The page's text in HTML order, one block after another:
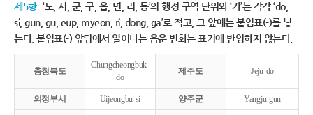
제5항 ‘도, 시, 군, 구, 읍, 면, 리, 동’의 행정 구역 단위와 ‘가’는 각각 ‘do,
si, gun, gu, eup, myeon, ri, dong, ga’로 적고, 그 앞에는 붙임표(-)를 넣
는다. 붙임표(-) 앞뒤에서 일어나는 음운 변화는 표기에 반영하지 않는다.
충청북도
Chungcheongbuk-
do
제주도 Jeju-do
의정부시 Uijeongbu-si 양주군 Yangju-gun